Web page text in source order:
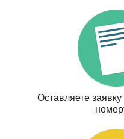
Оставляете